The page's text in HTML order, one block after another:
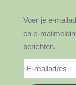
Voer je e-
en e-
berichten.
E-
mailadres